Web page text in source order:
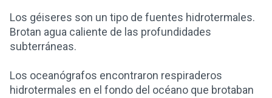
Los géiseres son un tipo de fuentes hidrotermales.
Brotan agua caliente de las profundidades
subterráneas.
Los oceanógrafos encontraron respiraderos
hidrotermales en el fondo del océano que brotaban